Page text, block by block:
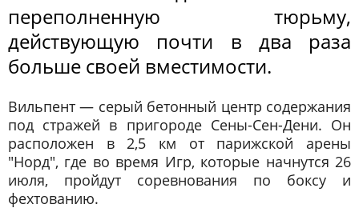
переполненную тюрьму,
действующую почти в два раза
больше своей вместимости.
Вильпент — серый бетонный центр содержания
под стражей в пригороде Сены-Сен-Дени. Он
расположен в 2,5 км от парижской арены
"Норд", где во время Игр, которые начнутся 26
июля, пройдут соревнования по боксу и
фехтованию.